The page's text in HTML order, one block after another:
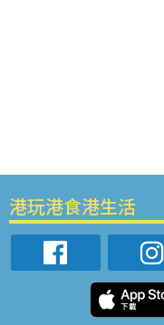
港玩港食港生活